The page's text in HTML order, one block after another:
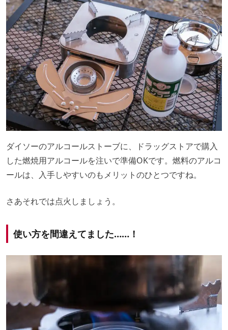
ダイソーのアルコールストーブに、ドラッグストアで購入
した燃焼用アルコールを注いで準備OKです。燃料のアルコ
ールは、入手しやすいのもメリットのひとつですね。
さあそれでは点火しましょう。
使い方を間違えてました……！